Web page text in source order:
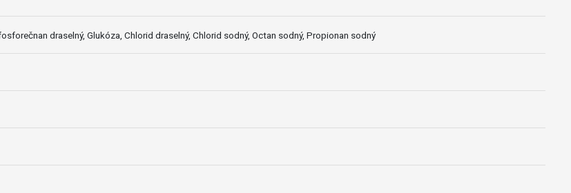
draselný, Glukóza, Chlorid draselný, Chlorid sodný, Octan sodný, Propionan sodný